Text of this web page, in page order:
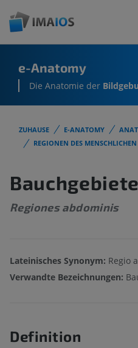
e-Anatomy
Die Anatomie der
ZUHAUSE E-ANATOMY
REGIONEN DES MENSCHLICHEN
Bauchgebiete
Regiones abdominis
Lateinisches Synonym: Regio
Verwandte Bezeichnungen:
Definition